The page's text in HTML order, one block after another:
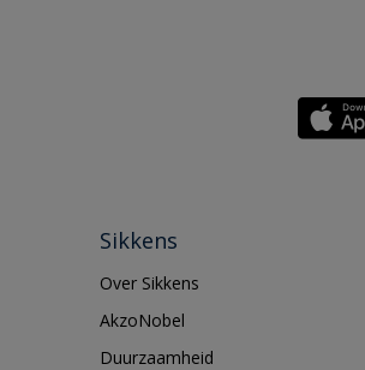
Sikkens
Over Sikkens
AkzoNobel
Duurzaamheid